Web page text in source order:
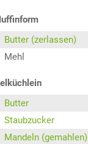
Butter (zerlassen)
Mehl
Butter
Staubzucker
Mandeln (gemahlen)